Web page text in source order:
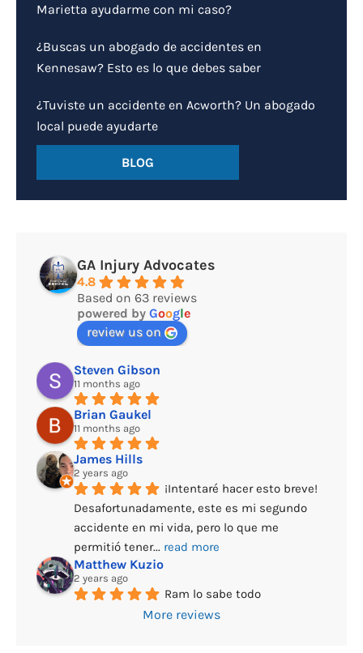
Marietta ayudarme con mi caso?
¿Buscas un abogado de accidentes en
Kennesaw? Esto es lo que debes saber
¿Tuviste un accidente en Acworth? Un abogado
local puede ayudarte
BLOG
GA Injury Advocates
4.8
Based on 63 reviews
powered by Google
review us on
Steven Gibson
11 months ago
Brian Gaukel
11 months ago
James Hills
2 years ago
¡Intentaré hacer esto breve!
Desafortunadamente, este es mi segundo
accidente en mi vida, pero lo que me
permitió tener... read more
Matthew Kuzio
2 years ago
Ram lo sabe todo
More reviews